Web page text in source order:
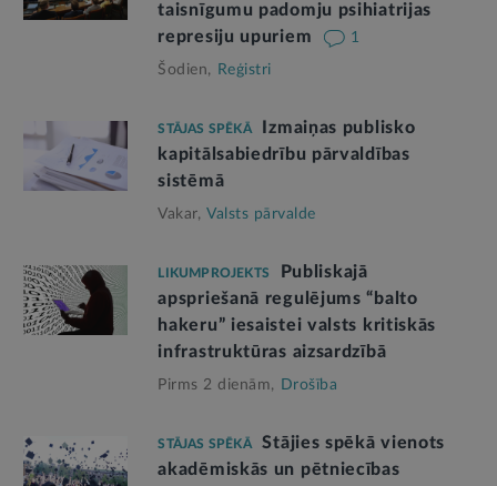
taisnīgumu padomju psihiatrijas
represiju upuriem
1
Šodien, Reģistri
STĀJAS SPĒKĀ
Izmaiņas publisko
kapitālsabiedrību pārvaldības
sistēmā
Vakar, Valsts pārvalde
LIKUMPROJEKTS
Publiskajā
apspriešanā regulējums “balto
hakeru” iesaistei valsts kritiskās
infrastruktūras aizsardzībā
Pirms 2 dienām, Drošība
STĀJAS SPĒKĀ
Stājies spēkā vienots
akadēmiskās un pētniecības